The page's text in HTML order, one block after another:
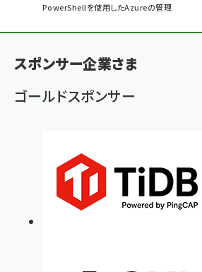
く
ず
PowerShellを使用したAzureの管理
スポンサー企業さま
ゴールドスポンサー